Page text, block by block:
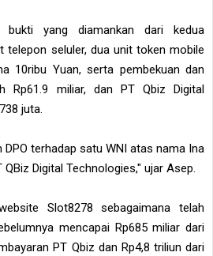
bukti yang diamankan dari kedua
telepon seluler, dua unit token mobile
10ribu Yuan, serta pembekuan dan
Rp61.9 miliar, dan PT Qbiz Digital
juta.
DPO terhadap satu WNI atas nama Ina
Digital Technologies," ujar Asep.
Slot8278 sebagaimana telah
mencapai Rp685 miliar dari
PT Qbiz dan Rp4,8 triliun dari